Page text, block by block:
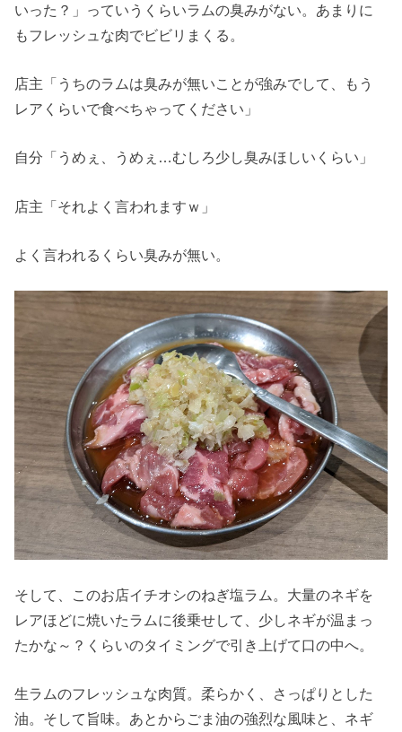
いった？」っていうくらいラムの臭みがない。あまりに
もフレッシュな肉でビビリまくる。
店主「うちのラムは臭みが無いことが強みでして、もう
レアくらいで食べちゃってください」
自分「うめぇ、うめぇ…むしろ少し臭みほしいくらい」
店主「それよく言われますｗ」
よく言われるくらい臭みが無い。
そして、このお店イチオシのねぎ塩ラム。大量のネギを
レアほどに焼いたラムに後乗せして、少しネギが温まっ
たかな～？くらいのタイミングで引き上げて口の中へ。
生ラムのフレッシュな肉質。柔らかく、さっぱりとした
油。そして旨味。あとからごま油の強烈な風味と、ネギ